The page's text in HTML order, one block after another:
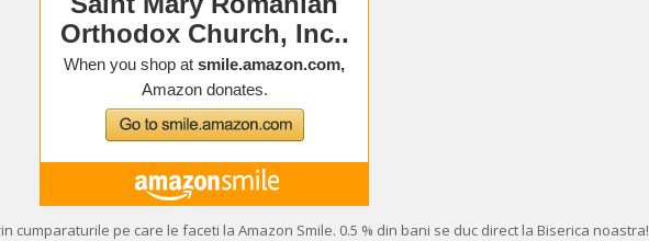
cumparaturile pe care le faceti la Amazon Smile. 0.5 % din bani se duc direct la Biserica noastra!